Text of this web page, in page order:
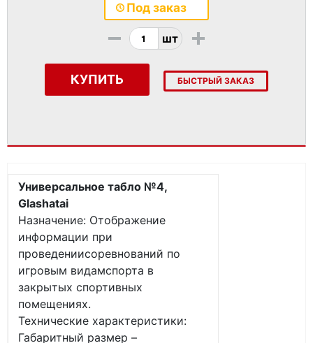
Под заказ
- шт +
КУПИТЬ БЫСТРЫЙ ЗАКАЗ
Универсальное табло №4,
Glashatai
Назначение: Отображение
информации при
проведениисоревнований по
игровым видамспорта в
закрытых спортивных
помещениях.
Технические характеристики:
Габаритный размер –